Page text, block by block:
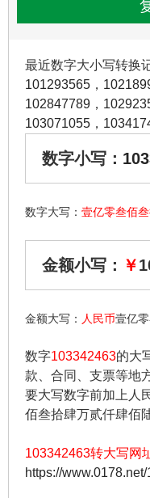
最近数字大小写转换
101293565 ，
102847789 ，
103071055 ，
数字小写：
数字大写： 壹亿零叁佰
金额小写： ￥
金额大写： 人民币壹亿
数字103342463的大
款、合同、支票等地
要大写数字前加上人
佰叁拾肆万贰仟肆佰
103342463转大写网
https://